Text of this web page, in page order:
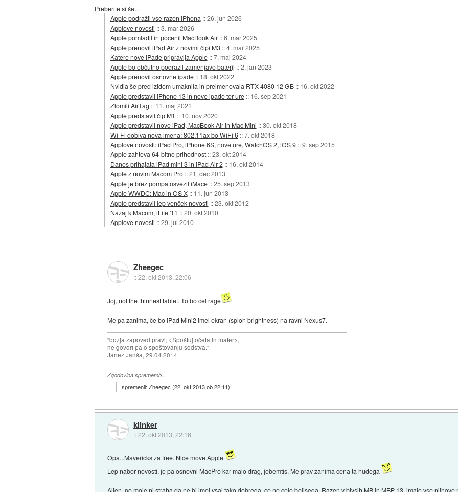
Preberite si še…
Apple podražil vse razen iPhona ::26. jun 2026
Applove novosti ::3. mar 2026
Apple pomladil in pocenil MacBook Air ::6. mar 2025
Apple prenovil iPad Air z novimi čipi M3 ::4. mar 2025
Katere nove iPade pripravlja Apple ::7. maj 2024
Apple bo občutno podražil zamenjavo baterij ::2. jan 2023
Apple prenovil osnovne ipade :: 18. okt 2022
Nvidia še pred izidom umaknila in preimenovala RTX 4080 12 GB :: 16. okt 2022
Apple predstavil iPhone 13 in nove ipade ter ure :: 16. sep 2021
Zlomili AirTag :: 11. maj 2021
Apple predstavil čip M1 :: 10. nov 2020
Apple predstavil nove iPad, MacBook Air in Mac Mini ::30. okt 2018
Wi-Fi dobiva nova imena: 802.11ax bo WiFi 6 ::7. okt 2018
Applove novosti: iPad Pro, iPhone 6S, nove ure, WatchOS 2, iOS 9 ::9. sep 2015
Apple zahteva 64-bitno prihodnost ::23. okt 2014
Danes prihajata iPad mini 3 in iPad Air 2 :: 16. okt 2014
Apple z novim Macom Pro ::21. dec 2013
Apple je brez pompa osvežil iMace ::25. sep 2013
Apple WWDC: Mac in OS X :: 11. jun 2013
Apple predstavil lep venček novosti ::23. okt 2012
Nazaj k Macom, iLife '11 ::20. okt 2010
Applove novosti ::29. jul 2010
Zheegec
::22. okt 2013, 22:06
Joj, not the thinnest tablet. To bo cel rage
Me pa zanima, če bo iPad Mini2 imel ekran (sploh brightness) na ravni Nexus7.
"božja zapoved pravi; <Spoštuj očeta in mater>,
ne govori pa o spoštovanju sodstva."
Janez Janša, 29.04.2014
Zgodovina sprememb…
spremenil:Zheegec(22. okt 2013 ob 22:11)
klinker
::22. okt 2013, 22:16
Opa...Mavericks za free. Nice move Apple
Lep nabor novosti, je pa osnovni MacPro kar malo drag, jebemtis. Me prav zanima cena ta hudega